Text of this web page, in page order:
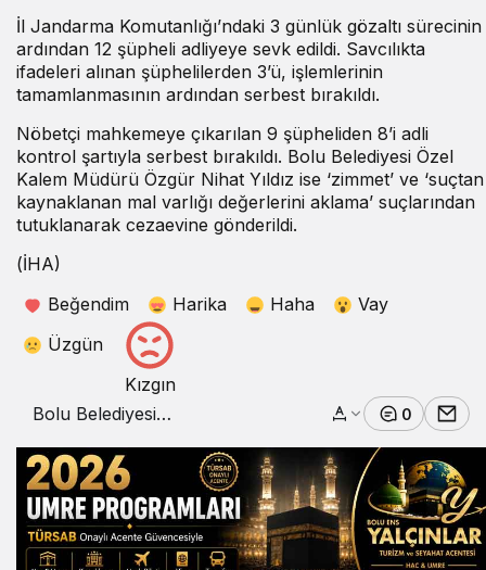
İl Jandarma Komutanlığı’ndaki 3 günlük gözaltı sürecinin
ardından 12 şüpheli adliyeye sevk edildi. Savcılıkta
ifadeleri alınan şüphelilerden 3’ü, işlemlerinin
tamamlanmasının ardından serbest bırakıldı.
Nöbetçi mahkemeye çıkarılan 9 şüpheliden 8’i adli
kontrol şartıyla serbest bırakıldı. Bolu Belediyesi Özel
Kalem Müdürü Özgür Nihat Yıldız ise ‘zimmet’ ve ‘suçtan
kaynaklanan mal varlığı değerlerini aklama’ suçlarından
tutuklanarak cezaevine gönderildi.
(İHA)
Beğendim
Harika Haha
Vay
Üzgün
Kızgın